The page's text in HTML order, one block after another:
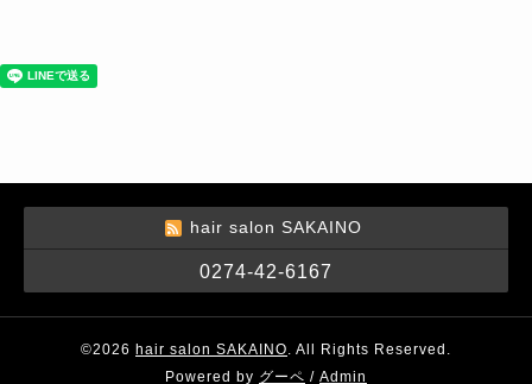
hair salon SAKAINO
0274-42-6167
©2026 hair salon SAKAINO. All Rights Reserved.
Powered by グーペ / Admin